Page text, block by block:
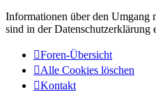
Informationen über den Umgang
sind in der Datenschutzerklärung
Foren-Übersicht
Alle Cookies löschen
Kontakt